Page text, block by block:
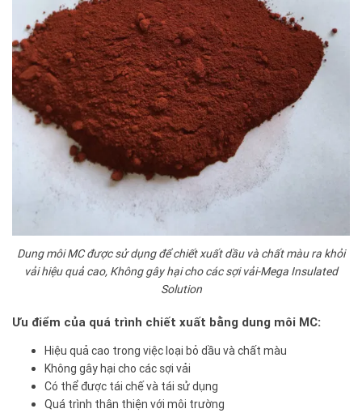
Dung môi MC được sử dụng để chiết xuất dầu và chất màu ra khỏi
vải hiệu quả cao, Không gây hại cho các sợi vải-Mega Insulated
Solution
Ưu điểm của quá trình chiết xuất bằng dung môi MC:
Hiệu quả cao trong việc loại bỏ dầu và chất màu
Không gây hại cho các sợi vải
Có thể được tái chế và tái sử dụng
Quá trình thân thiện với môi trường